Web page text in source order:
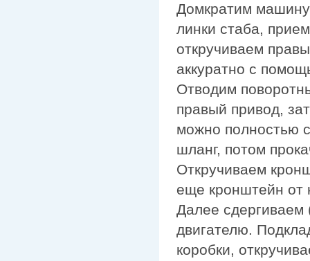
Домкратим
линки стаба,
откручиваем
аккуратно с
Отводим
правый привод,
можно полностью
шланг, потом
Откручиваем
еще кронштейн от
Далее сдергиваем
двигателю.
коробки,